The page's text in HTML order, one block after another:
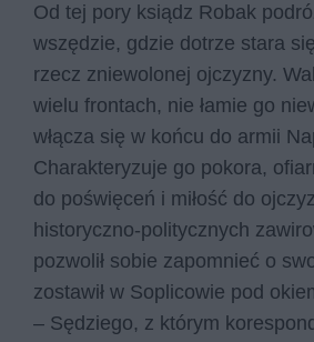
Od tej pory ksiądz Robak
wszędzie, gdzie dotrze stara
rzecz zniewolonej ojczyzny.
wielu frontach, nie łamie go
włącza się w końcu do armii
Charakteryzuje go pokora,
do poświęceń i miłość do
historyczno-politycznych
pozwolił sobie zapomnieć o
zostawił w Soplicowie pod
– Sędziego, z którym